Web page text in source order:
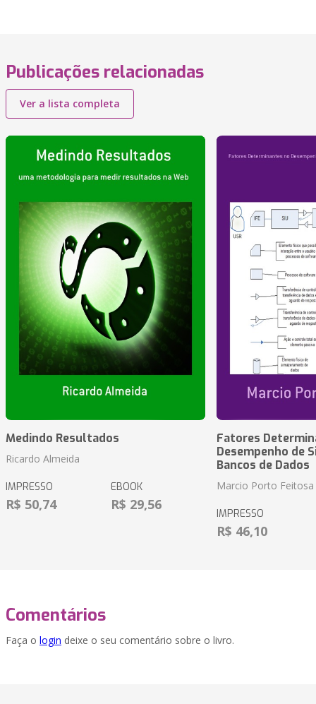
Publicações relacionadas
Ver a lista completa
Medindo Resultados
Ricardo Almeida
IMPRESSO
R$ 50,74
EBOOK
R$ 29,56
Fatores
Desempenho de
Bancos de Dados
Marcio Porto Feitosa
IMPRESSO
R$ 46,10
Comentários
Faça o login deixe o seu comentário sobre o livro.